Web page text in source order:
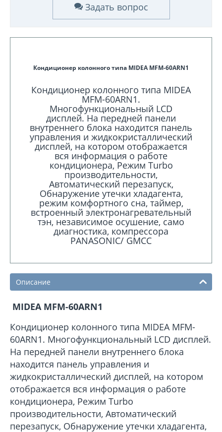
Задать вопрос
Кондиционер колонного типа MIDEA MFM-60ARN1
Кондиционер колонного типа MIDEA
MFM-60ARN1.
Многофункциональный LCD
дисплей. На передней панели
внутреннего блока находится панель
управления и жидкокристаллический
дисплей, на котором отображается
вся информация о работе
кондиционера, Режим Turbo
производительности,
Автоматический перезапуск,
Обнаружение утечки хладагента,
режим комфортного сна, таймер,
встроенный электронагревательный
тэн, независимое осушение, само
диагностика, компрессора
PANASONIC/ GMCC
Описание
MIDEA MFM-60ARN1
Кондиционер колонного типа MIDEA MFM-
60ARN1. Многофункциональный LCD дисплей.
На передней панели внутреннего блока
находится панель управления и
жидкокристаллический дисплей, на котором
отображается вся информация о работе
кондиционера, Режим Turbo
производительности, Автоматический
перезапуск, Обнаружение утечки хладагента,